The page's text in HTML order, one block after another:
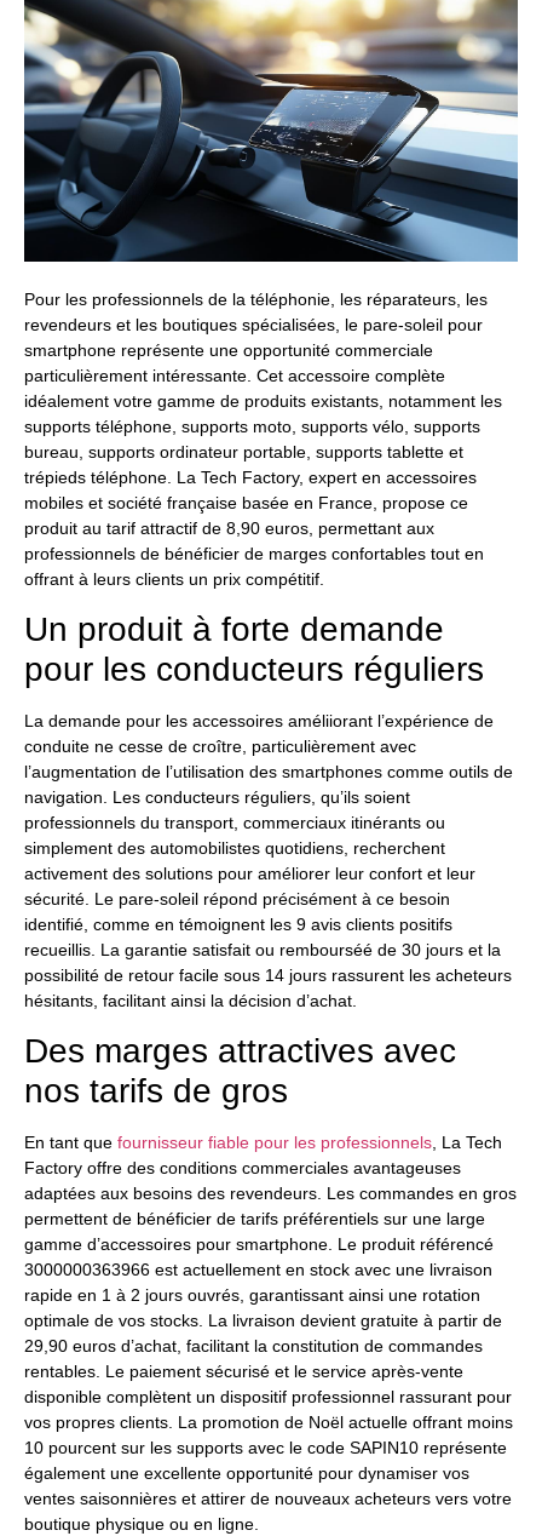
Pour les professionnels de la téléphonie, les réparateurs, les
revendeurs et les boutiques spécialisées, le pare-soleil pour
smartphone représente une opportunité commerciale
particulièrement intéressante. Cet accessoire complète
idéalement votre gamme de produits existants, notamment les
supports téléphone, supports moto, supports vélo, supports
bureau, supports ordinateur portable, supports tablette et
trépieds téléphone. La Tech Factory, expert en accessoires
mobiles et société française basée en France, propose ce
produit au tarif attractif de 8,90 euros, permettant aux
professionnels de bénéficier de marges confortables tout en
offrant à leurs clients un prix compétitif.
Un produit à forte demande
pour les conducteurs réguliers
La demande pour les accessoires améliiorant l’expérience de
conduite ne cesse de croître, particulièrement avec
l’augmentation de l’utilisation des smartphones comme outils de
navigation. Les conducteurs réguliers, qu’ils soient
professionnels du transport, commerciaux itinérants ou
simplement des automobilistes quotidiens, recherchent
activement des solutions pour améliorer leur confort et leur
sécurité. Le pare-soleil répond précisément à ce besoin
identifié, comme en témoignent les 9 avis clients positifs
recueillis. La garantie satisfait ou rembourséé de 30 jours et la
possibilité de retour facile sous 14 jours rassurent les acheteurs
hésitants, facilitant ainsi la décision d’achat.
Des marges attractives avec
nos tarifs de gros
En tant que fournisseur fiable pour les professionnels, La Tech
Factory offre des conditions commerciales avantageuses
adaptées aux besoins des revendeurs. Les commandes en gros
permettent de bénéficier de tarifs préférentiels sur une large
gamme d’accessoires pour smartphone. Le produit référencé
3000000363966 est actuellement en stock avec une livraison
rapide en 1 à 2 jours ouvrés, garantissant ainsi une rotation
optimale de vos stocks. La livraison devient gratuite à partir de
29,90 euros d’achat, facilitant la constitution de commandes
rentables. Le paiement sécurisé et le service après-vente
disponible complètent un dispositif professionnel rassurant pour
vos propres clients. La promotion de Noël actuelle offrant moins
10 pourcent sur les supports avec le code SAPIN10 représente
également une excellente opportunité pour dynamiser vos
ventes saisonnières et attirer de nouveaux acheteurs vers votre
boutique physique ou en ligne.